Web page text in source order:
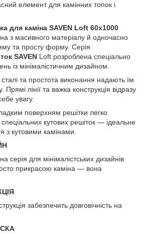
елемент для камінних топок і
для каміна SAVEN Loft 60х1000
з масивного матеріалу й одночасно
та просту форму. Серія
SAVEN Loft розроблена спеціально
із мінімалістичним дизайном.
сталі та простота виконання надають їм
Прямі лінії та важка конструкція відразу
увагу.
поверхням решітки легко
кутових решіток — ідеальне
з кутовими камінами.
серія для мінімалістських дизайнів
прикрасою каміна — вона
забезпечить довговічність на